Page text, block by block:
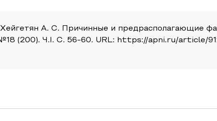
А. С. Причинные и предрасполагающие
(200). Ч.I. С. 56-60. URL: https://apni.ru/